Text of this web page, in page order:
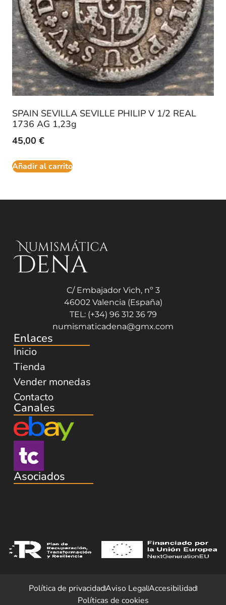
SPAIN SEVILLA SEVILLE PHILIP V 1/2 REAL
1736 AG 1,23g
45,00 €
Añadir al carrito
C/ Embajador Vich, nº 3
46002 Valencia (España)
TEL: (+34) 96 312 36 79
numismaticadena@gmx.com
Enlaces
Inicio
Tienda
Vender monedas
Contacto
Canales
Asociados
Política de privacidadAviso LegalAccesibilidad
Políticas de cookies